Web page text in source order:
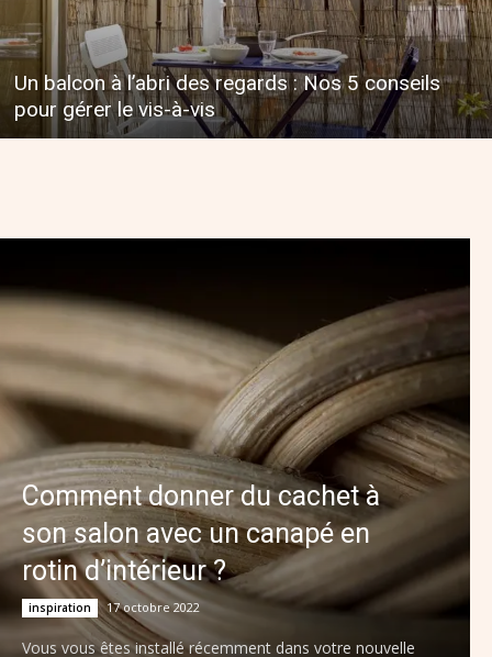
Un balcon à l’abri des regards : Nos 5 conseils
pour gérer le vis-à-vis
Comment donner du cachet à
son salon avec un canapé en
rotin d’intérieur ?
inspiration 17 octobre 2022
Vous vous êtes installé récemment dans votre nouvelle